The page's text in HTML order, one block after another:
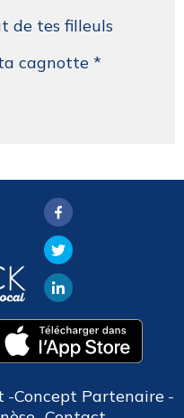
de tes filleuls
cagnotte *
Concept Partenaire